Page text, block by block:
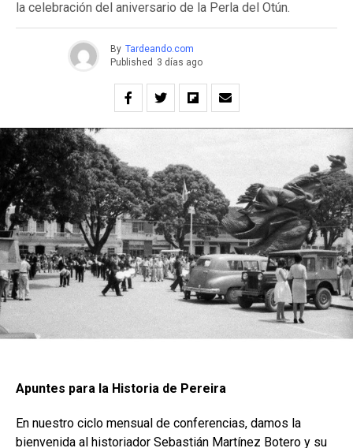
la celebración del aniversario de la Perla del Otún.
By Tardeando.com
Published 3 días ago
Apuntes para la Historia de Pereira
En nuestro ciclo mensual de conferencias, damos la
bienvenida al historiador Sebastián Martínez Botero y su